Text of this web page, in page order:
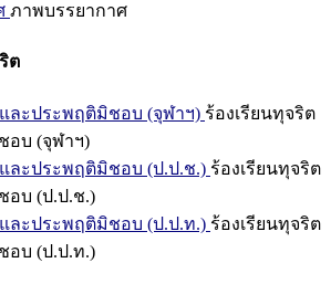
ภาพบรรยากาศ
ต
ละประพฤติมิชอบ (จุฬาฯ) ร้องเรียนทุจริต
อบ (จุฬาฯ)
ละประพฤติมิชอบ (ป.ป.ช.) ร้องเรียนทุจริต
อบ (ป.ป.ช.)
ละประพฤติมิชอบ (ป.ป.ท.) ร้องเรียนทุจริต
อบ (ป.ป.ท.)